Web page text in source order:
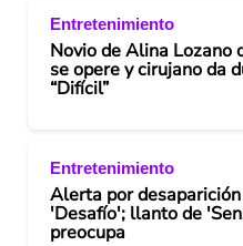
Entretenimiento
Novio de Alina Lozano
se opere y cirujano da
“Difícil”
Entretenimiento
Alerta por
'Desafío'; llanto de
preocupa